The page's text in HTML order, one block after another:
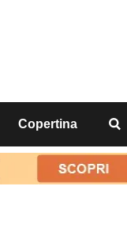
Copertina